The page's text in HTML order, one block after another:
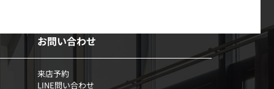
お問い合わせ
来店予約
LINE問い合わせ